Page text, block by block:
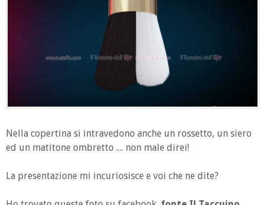
Nella copertina si intravedono anche un rossetto, un siero
ed un matitone ombretto .... non male direi!
La presentazione mi incuriosisce e voi che ne dite?